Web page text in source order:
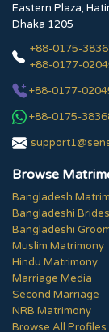
Eastern Plaza,
Dhaka 1205
+88-0175-
+88-0177-
+88-0177-
+88-0175-
Browse
Bangladesh
Bangladeshi Brides
Bangladeshi
Muslim Matrimony
Hindu Matrimony
Marriage Media
Second Marriage
NRB Matrimony
Browse All Profiles